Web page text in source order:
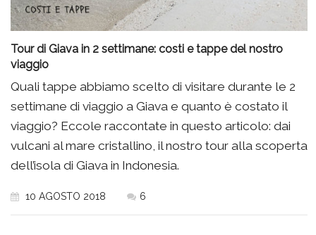
Tour di Giava in 2 settimane: costi e tappe del nostro
viaggio
Quali tappe abbiamo scelto di visitare durante le 2
settimane di viaggio a Giava e quanto è costato il
viaggio? Eccole raccontate in questo articolo: dai
vulcani al mare cristallino, il nostro tour alla scoperta
dell’isola di Giava in Indonesia.
10 AGOSTO 2018 6